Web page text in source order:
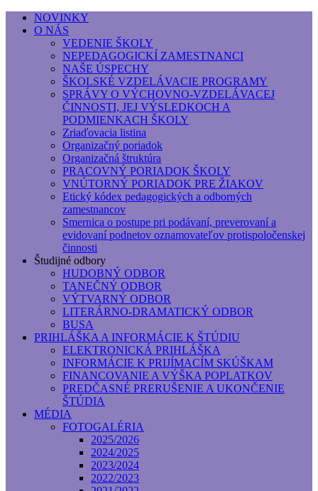
Základná umelecká škola, Hálkova
Základná umelecká škola, Hálkova 56, Bratislava -
NOVINKY
O NÁS
VEDENIE ŠKOLY
NEPEDAGOGICKÍ ZAMESTNANCI
NAŠE ÚSPECHY
ŠKOLSKÉ VZDELÁVACIE PROGRAMY
SPRÁVY O VÝCHOVNO-VZDELÁVACEJ
ČINNOSTI, JEJ VÝSLEDKOCH A
PODMIENKACH ŠKOLY
Zriaďovacia listina
Organizačný poriadok
Organizačná štruktúra
PRACOVNÝ PORIADOK ŠKOLY
VNÚTORNÝ PORIADOK PRE ŽIAKOV
Etický kódex pedagogických a odborných
zamestnancov
Smernica o postupe pri podávaní, preverovaní a
evidovaní podnetov oznamovateľov protispoločenskej
činnosti
Študijné odbory
HUDOBNÝ ODBOR
TANEČNÝ ODBOR
VÝTVARNÝ ODBOR
LITERÁRNO-DRAMATICKÝ ODBOR
BUSA
PRIHLÁŠKA A INFORMÁCIE K ŠTÚDIU
ELEKTRONICKÁ PRIHLÁŠKA
INFORMÁCIE K PRIJÍMACÍM SKÚŠKAM
FINANCOVANIE A VÝŠKA POPLATKOV
PREDČASNÉ PRERUŠENIE A UKONČENIE
ŠTÚDIA
MÉDIA
FOTOGALÉRIA
2025/2026
2024/2025
2023/2024
2022/2023